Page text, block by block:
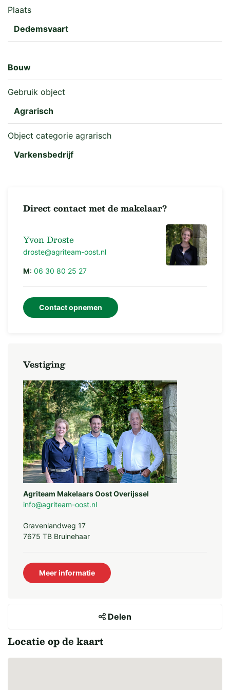
Isolerende voorzieningen: Thermopane beglazing
Verwarming: Centrale verwarming
Nutsvoorzieningen: elektra en rioolaansluiting.
Indeling:
- Begane grond: Hal met trapopgang, woonkamer,
keuken, toilet, slaapkamer en badkamer.
Bijzonderheden: Geen
Afmetingen: Ca. 14 m x 12 m = 168 m²
Dakbedekking: Asbesthoudende golfplaten op een met
isolatieplaten beschoten kap.
Inrichting: Opslagruimte en werkplaats
Bijzonderheden: Geen
VARKENSSTAL 1
Bouwjaar: 1980
Afmeting: Ca. 62 m x 19 m = 1.178 m2
Gevels: Gemetselde spouwmuren
Plaats
Dedemsvaart
Bouw
Gebruik object
Agrarisch
Object categorie agrarisch
Varkensbedrijf
Direct contact met de makelaar?
Yvon Droste
droste@agriteam-oost.nl
M: 06 30 80 25 27
Contact opnemen
Vestiging
Agriteam Makelaars Oost Overijssel
info@agriteam-oost.nl
Gravenlandweg 17
7675 TB Bruinehaar
Meer informatie
Delen
Locatie op de kaart